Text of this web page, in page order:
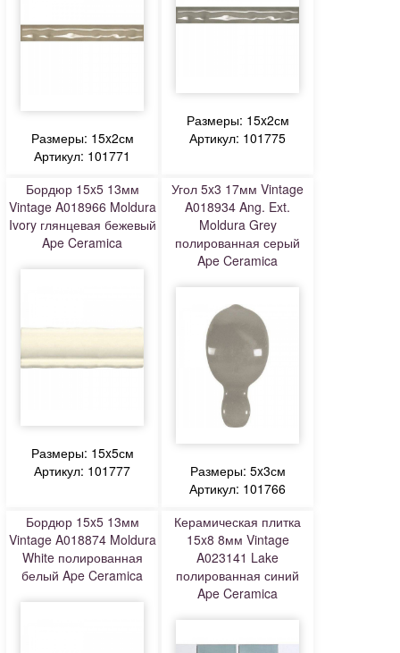
Размеры: 15x2см
Артикул: 101771
Размеры: 15x2см
Артикул: 101775
Бордюр 15x5 13мм
Vintage A018966 Moldura
Ivory глянцевая бежевый
Ape Ceramica
Размеры: 15x5см
Артикул: 101777
Угол 5x3 17мм Vintage
A018934 Ang. Ext.
Moldura Grey
полированная серый
Ape Ceramica
Размеры: 5x3см
Артикул: 101766
Бордюр 15x5 13мм
Vintage A018874 Moldura
White полированная
белый Ape Ceramica
Керамическая плитка
15x8 8мм Vintage
A023141 Lake
полированная синий
Ape Ceramica